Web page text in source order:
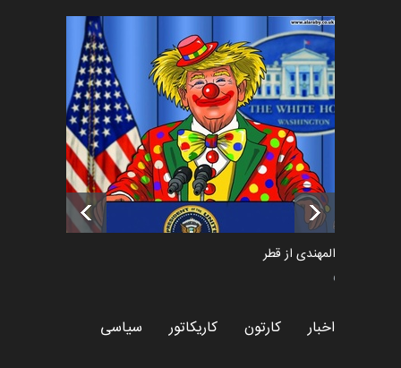
فراخوان رویداد کارگاهی کارتون و
پوستر "ایران سربل…
اخبار 6 ماه قبل
تسلیت به همکار | سهراب خیری
اخبار 6 ماه قبل
سعد المهندی از قطر
سیاسی
اخبار کارتون کاریکاتور سیاسی